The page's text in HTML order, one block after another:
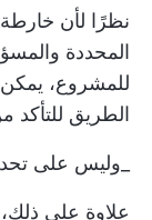
نظرًا لأن
المحددة
للمشروع، يمكن
الطريق للتأكد
_وليس على
علاوة على